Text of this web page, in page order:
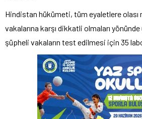
Hindistan hükümeti, tüm eyaletlere olası
vakalarına karşı dikkatli olmaları yönünde
şüpheli vakaların test edilmesi için 35